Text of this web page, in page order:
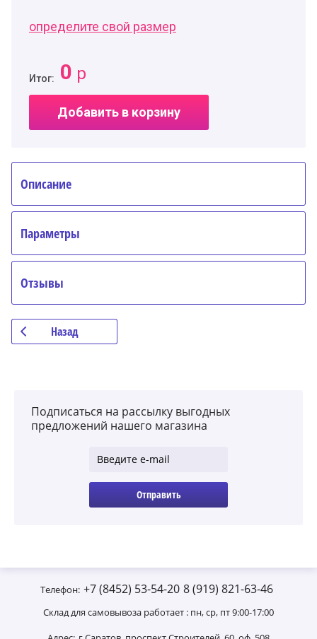
определите свой размер
Итог: 0 р
Добавить в корзину
Описание
Параметры
Отзывы
Назад
Подписаться на рассылку выгодных
предложений нашего магазина
Отправить
Телефон: +7 (8452) 53-54-20 8 (919) 821-63-46
Склад для самовывоза работает : пн, ср, пт 9:00-17:00